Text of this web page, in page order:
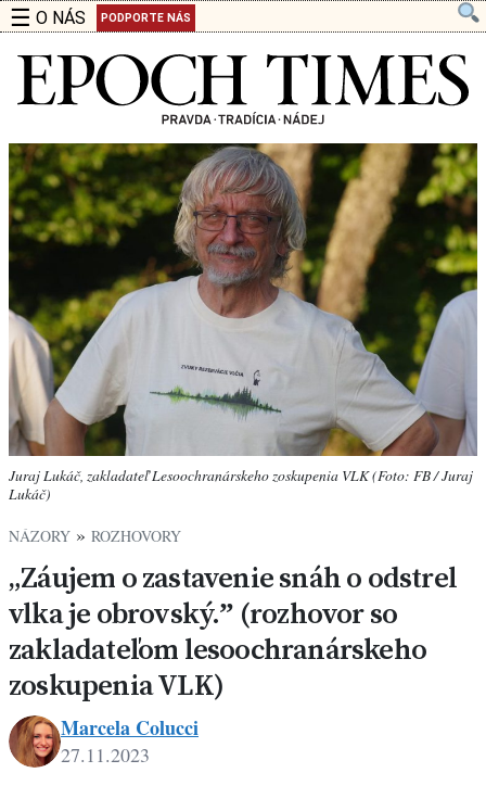
☰ O NÁS PODPORTE NÁS
Juraj Lukáč, zakladateľ Lesoochranárskeho zoskupenia VLK (Foto: FB / Juraj
Lukáč)
NÁZORY » ROZHOVORY
„Záujem o zastavenie snáh o odstrel
vlka je obrovský.ˮ (rozhovor so
zakladateľom lesoochranárskeho
zoskupenia VLK)
Marcela Colucci
27.11.2023